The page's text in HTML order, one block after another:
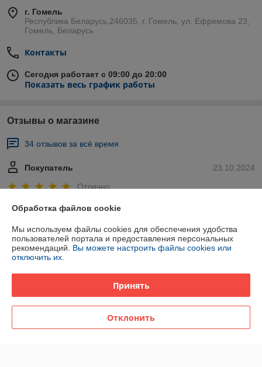
г. Гомель
Республика Беларусь,246035, г. Гомель, ул. Ефремова 23,
Гомель, Беларусь
Контакты
Сегодня работает с 09:00 до 20:00
Показать весь график работы
Отзывы о магазине
34 отзывов за всё время
23.10.2024
Покупатель
Отлично
большое спасибо за предоставленный товар все подошло как на
Сделка подтверждена через корзину
Отлично
Сделка подтверждена через корзину
Обработка файлов cookie
Мы используем файлы cookies для обеспечения удобства
пользователей портала и предоставления персональных
рекомендаций. Вы можете настроить файлы cookies или
отключить их.
Принять
Отклонить